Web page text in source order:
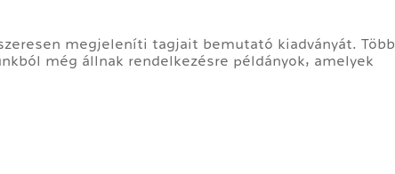
megjeleníti tagjait bemutató kiadványát. Több
még állnak rendelkezésre példányok, amelyek